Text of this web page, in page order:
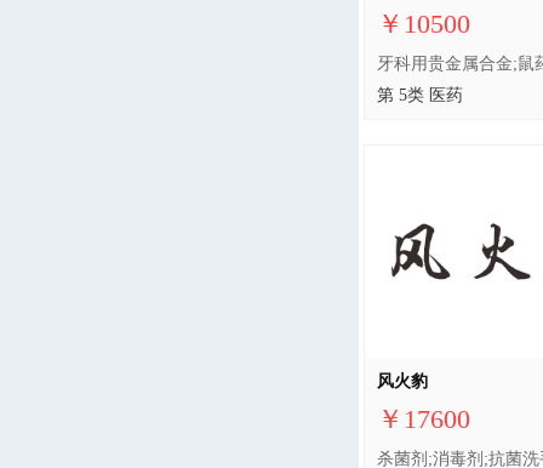
￥10500
第 5类 医药
风火豹
￥17600